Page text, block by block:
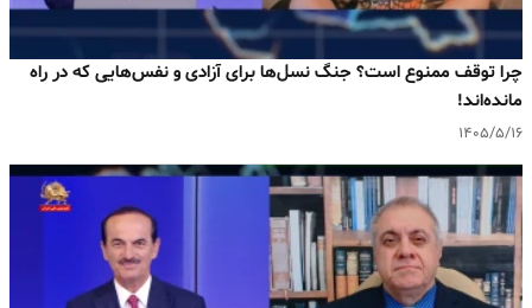
چرا توقف ممنوع است؟ جنگ نسل‌ها برای آزادی و نفس‌هایی که در راه
مانده‌اند!
۱۴۰۵/۵/۱۶